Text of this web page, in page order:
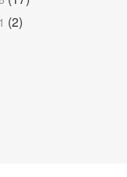
(2)